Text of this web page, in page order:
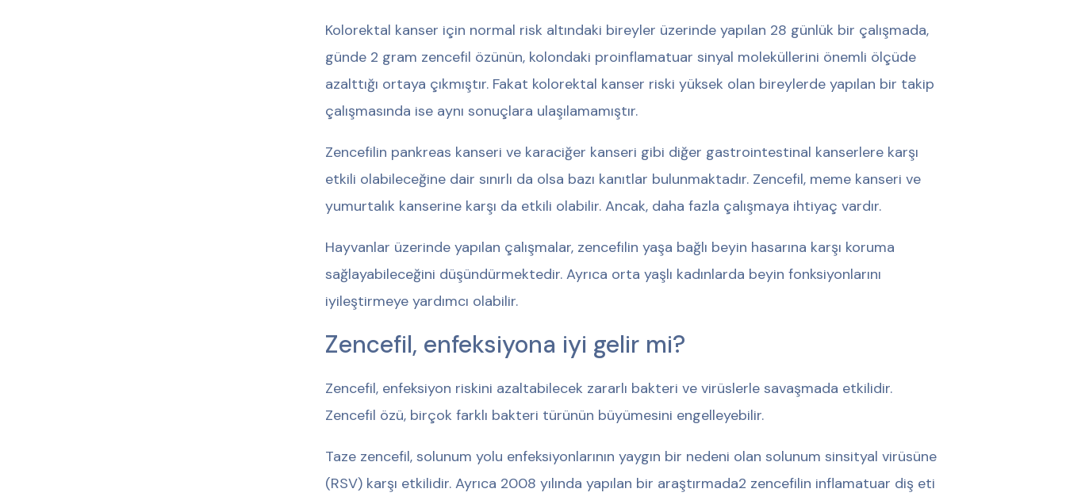
Kolorektal kanser için normal risk altındaki bireyler üzerinde yapılan 28 günlük bir çalışmada,
günde 2 gram zencefil özünün, kolondaki proinflamatuar sinyal moleküllerini önemli ölçüde
azalttığı ortaya çıkmıştır. Fakat kolorektal kanser riski yüksek olan bireylerde yapılan bir takip
çalışmasında ise aynı sonuçlara ulaşılamamıştır.
Zencefilin pankreas kanseri ve karaciğer kanseri gibi diğer gastrointestinal kanserlere karşı
etkili olabileceğine dair sınırlı da olsa bazı kanıtlar bulunmaktadır. Zencefil, meme kanseri ve
yumurtalık kanserine karşı da etkili olabilir. Ancak, daha fazla çalışmaya ihtiyaç vardır.
Hayvanlar üzerinde yapılan çalışmalar, zencefilin yaşa bağlı beyin hasarına karşı koruma
sağlayabileceğini düşündürmektedir. Ayrıca orta yaşlı kadınlarda beyin fonksiyonlarını
iyileştirmeye yardımcı olabilir.
Zencefil, enfeksiyona iyi gelir mi?
Zencefil, enfeksiyon riskini azaltabilecek zararlı bakteri ve virüslerle savaşmada etkilidir.
Zencefil özü, birçok farklı bakteri türünün büyümesini engelleyebilir.
Taze zencefil, solunum yolu enfeksiyonlarının yaygın bir nedeni olan solunum sinsityal virüsüne
(RSV) karşı etkilidir. Ayrıca 2008 yılında yapılan bir araştırmada2 zencefilin inflamatuar diş eti